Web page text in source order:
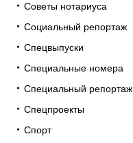
Советы нотариуса
Социальный репортаж
Спецвыпуски
Специальные номера
Специальный репортаж
Спецпроекты
Спорт